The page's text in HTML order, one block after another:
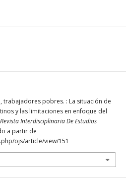
trabajadores pobres. : La situación de
y las limitaciones en enfoque del
Revista Interdisciplinaria De Estudios
a partir de
ojs/article/view/151